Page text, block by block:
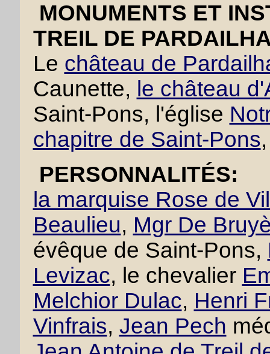
MONUMENTS ET
TREIL DE
Le château de
Caunette, le château
Saint-Pons, l'église
chapitre de Saint-Pons
PERSONNALITÉS:
la marquise Rose de
Beaulieu, Mgr De
évêque de Saint-Pons,
Levizac, le chevalier
Melchior Dulac, Henri
Vinfrais, Jean Pech